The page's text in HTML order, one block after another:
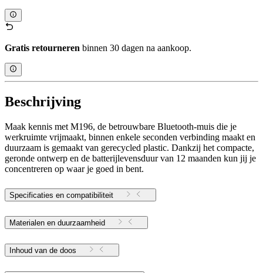
Gratis retourneren binnen 30 dagen na aankoop.
Beschrijving
Maak kennis met M196, de betrouwbare Bluetooth-muis die je
werkruimte vrijmaakt, binnen enkele seconden verbinding maakt en
duurzaam is gemaakt van gerecycled plastic. Dankzij het compacte,
geronde ontwerp en de batterijlevensduur van 12 maanden kun jij je
concentreren op waar je goed in bent.
Specificaties en compatibiliteit
Materialen en duurzaamheid
Inhoud van de doos